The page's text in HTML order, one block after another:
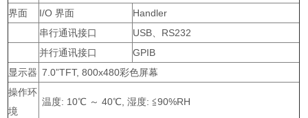
界面 I/O 界面
Handler
串行通讯接口
USB、RS232
并行通讯接口
GPIB
显示器 7.0”TFT, 800x480彩色屏幕
操作环
境
温度: 10℃ ～ 40℃, 湿度: ≦90%RH